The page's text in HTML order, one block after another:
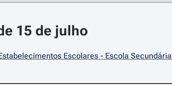
15 de julho
Escolares - Escola